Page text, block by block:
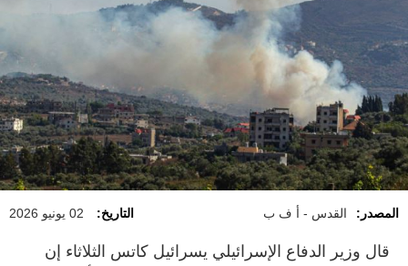
المصدر: القدس - أ ف ب التاريخ: 02 يونيو 2026
قال وزير الدفاع الإسرائيلي يسرائيل كاتس الثلاثاء إن